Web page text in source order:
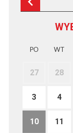
PO WT
27 28
3 4
10 11